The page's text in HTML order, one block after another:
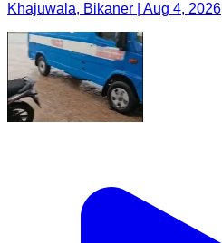
Khajuwala, Bikaner | Aug 4, 2026